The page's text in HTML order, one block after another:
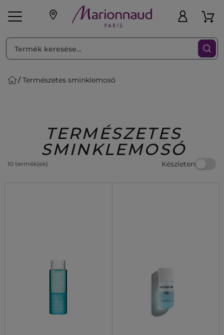
Parfüm
Beauty
Természetes sminklemosó
TERMÉSZETES
SMINKLEMOSÓ
10 termék(ek) Készleten
RENDEZéS Szűrő